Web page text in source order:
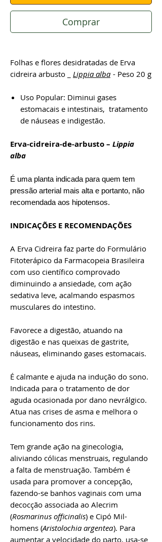
Comprar
Folhas e flores desidratadas de Erva
cidreira arbusto _ Lippia alba - Peso 20 g
Uso Popular: Diminui gases
estomacais e intestinais, tratamento
de náuseas e indigestão.
Erva-cidreira-de-arbusto – Lippia
alba
É uma planta indicada para quem tem
pressão arterial mais alta e portanto, não
recomendada aos hipotensos.
INDICAÇÕES E RECOMENDAÇÕES
A Erva Cidreira faz parte do Formulário
Fitoterápico da Farmacopeia Brasileira
com uso científico comprovado
diminuindo a ansiedade, com ação
sedativa leve, acalmando espasmos
musculares do intestino.
Favorece a digestão, atuando na
digestão e nas queixas de gastrite,
náuseas, eliminando gases estomacais.
É calmante e ajuda na indução do sono.
Indicada para o tratamento de dor
aguda ocasionada por dano nevrálgico.
Atua nas crises de asma e melhora o
funcionamento dos rins.
Tem grande ação na ginecologia,
aliviando cólicas menstruais, regulando
a falta de menstruação. Também é
usada para promover a concepção,
fazendo-se banhos vaginais com uma
decocção associada ao Alecrim
(Rosmarinus officinalis) e Cipó Mil-
homens (Aristolochia argentea). Para
aumentar a velocidade do parto, usa-se